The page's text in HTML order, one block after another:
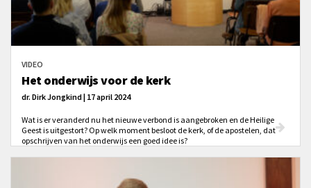
VIDEO
Het onderwijs voor de kerk
dr. Dirk Jongkind | 17 april 2024
Wat is er veranderd nu het nieuwe verbond is aangebroken en de Heilige
Geest is uitgestort? Op welk moment besloot de kerk, of de apostelen, dat
opschrijven van het onderwijs een goed idee is?